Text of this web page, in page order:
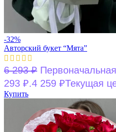
-32%
Авторский букет “Мята”
6 293₽
293 ₽.4 259 ₽Текущая
Купить